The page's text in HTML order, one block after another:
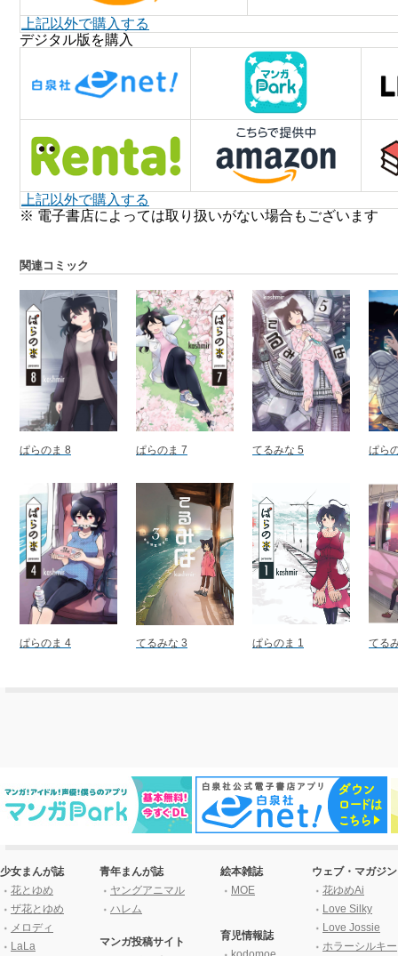
上記以外で購入する
デジタル版を購入
上記以外で購入する
※ 電子書店によっては取り扱いがない場合もございます
関連コミック
ぱらのま 8 ぱらのま 7 てるみな 5 ぱら
ぱらのま 4 てるみな 3 ぱらのま 1 てる
少女まんが誌
花とゆめ
ザ花とゆめ
メロディ
LaLa
青年まんが誌
ヤングアニマル
ハレム
マンガ投稿サイト
絵本雑誌
MOE
育児情報誌
ウェブ・マガジン
花ゆめAi
Love Silky
Love Jossie
ホラーシルキー